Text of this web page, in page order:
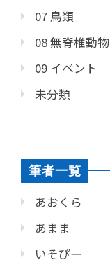
07 鳥類
08 無脊椎動物
09 イベント
未分類
筆者一覧
あおくら
あまま
いそぴー